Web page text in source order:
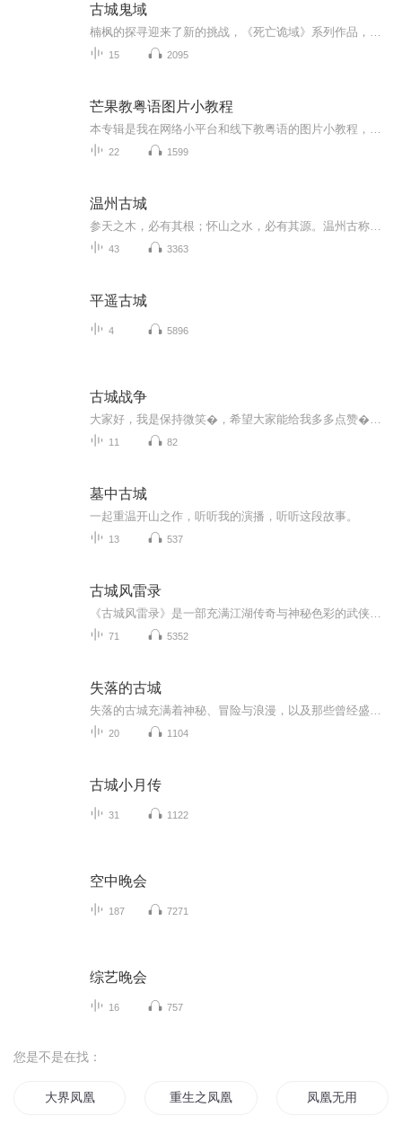
古城鬼域
15 2095
芒果教粤语图片小教程
22 1599
温州古城
43 3363
平遥古城
4 5896
古城战争
11 82
墓中古城
一起重温开山之作，听听我的演播，听听这段故事。
13 537
古城风雷录
71 5352
失落的古城
20 1104
古城小月传
31 1122
空中晚会
187 7271
综艺晚会
16 757
您是不是在找：
大界凤凰 重生之凤凰神女 凤凰无用